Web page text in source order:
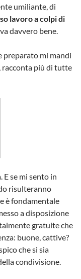
umiliante, di
lavoro a colpi di
davvero bene.
preparato mi mandi
racconta più di tutte
se mi sento in
risulteranno
è fondamentale
a disposizione
gratuite che
buone, cattive?
che si sia
condivisione.